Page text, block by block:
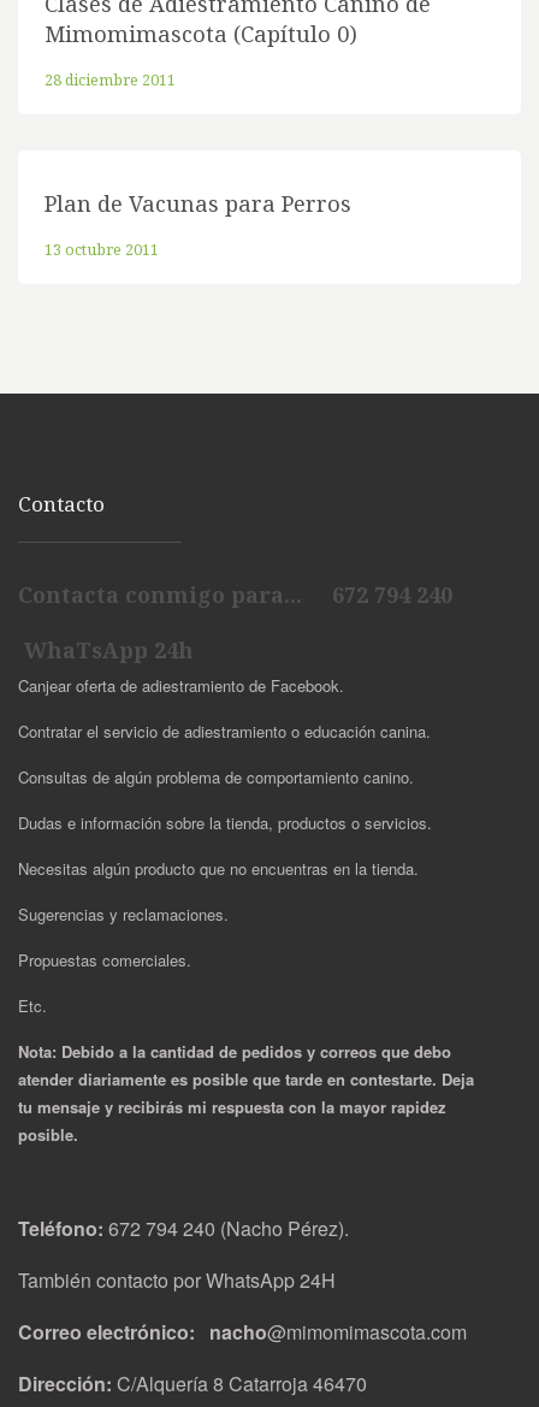
Mimomimascota (Capítulo 0)
28 diciembre 2011
Plan de Vacunas para Perros
13 octubre 2011
Contacto
Contacta conmigo para... 672 794 240
WhaTsApp 24h
Canjear oferta de adiestramiento de Facebook.
Contratar el servicio de adiestramiento o educación canina.
Consultas de algún problema de comportamiento canino.
Dudas e información sobre la tienda, productos o servicios.
Necesitas algún producto que no encuentras en la tienda.
Sugerencias y reclamaciones.
Propuestas comerciales.
Etc.
Nota: Debido a la cantidad de pedidos y correos que debo
atender diariamente es posible que tarde en contestarte. Deja
tu mensaje y recibirás mi respuesta con la mayor rapidez
posible.
Teléfono: 672 794 240 (Nacho Pérez).
También contacto por WhatsApp 24H
Correo electrónico: nacho@mimomimascota.com
Dirección: C/Alquería 8 Catarroja 46470